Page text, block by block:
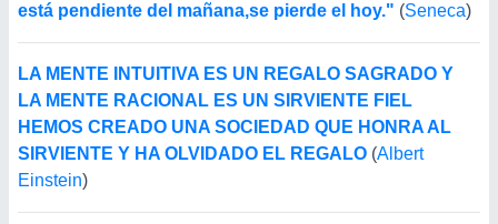
está pendiente del mañana,se pierde el hoy." (Seneca)
LA MENTE INTUITIVA ES UN REGALO SAGRADO Y
LA MENTE RACIONAL ES UN SIRVIENTE FIEL
HEMOS CREADO UNA SOCIEDAD QUE HONRA AL
SIRVIENTE Y HA OLVIDADO EL REGALO (Albert
Einstein)